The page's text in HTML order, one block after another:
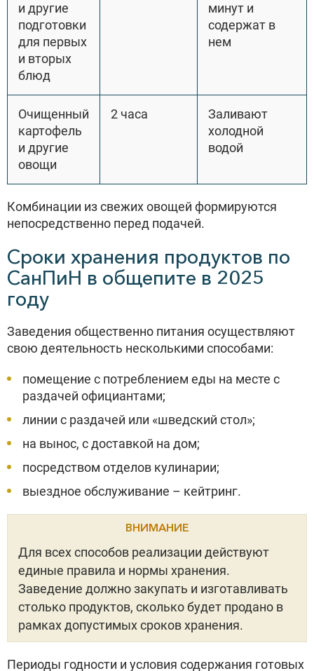
и другие
подготовки
для первых
и вторых
блюд
минут и
содержат в
нем
Очищенный
картофель
и другие
овощи
2 часа
Заливают
холодной
водой
Комбинации из свежих овощей формируются
непосредственно перед подачей.
Сроки хранения продуктов по
СанПиН в общепите в 2025
году
Заведения общественно питания осуществляют
свою деятельность несколькими способами:
помещение с потреблением еды на месте с
раздачей официантами;
линии с раздачей или «шведский стол»;
на вынос, с доставкой на дом;
посредством отделов кулинарии;
выездное обслуживание – кейтринг.
ВНИМАНИЕ
Для всех способов реализации действуют
единые правила и нормы хранения.
Заведение должно закупать и изготавливать
столько продуктов, сколько будет продано в
рамках допустимых сроков хранения.
Периоды годности и условия содержания готовых